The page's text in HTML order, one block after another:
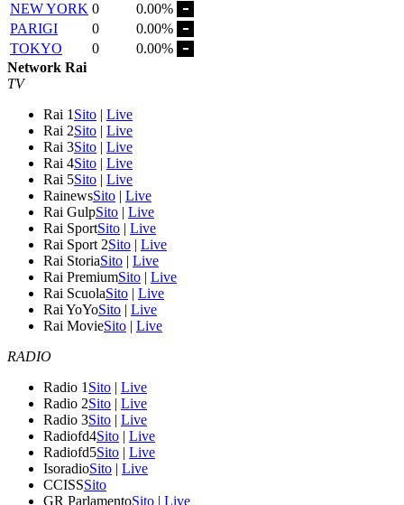
NEW YORK 0
0.00%
PARIGI
0
0.00%
TOKYO
0
0.00%
Network Rai
TV
Rai 1 Sito | Live
Rai 2Sito | Live
Rai 3Sito | Live
Rai 4Sito | Live
Rai 5Sito | Live
RainewsSito | Live
Rai GulpSito | Live
Rai SportSito | Live
Rai Sport 2Sito | Live
Rai StoriaSito | Live
Rai PremiumSito | Live
Rai ScuolaSito | Live
Rai YoYoSito | Live
Rai MovieSito | Live
RADIO
Radio 1 Sito | Live
Radio 2Sito | Live
Radio 3Sito | Live
Radiofd4Sito | Live
Radiofd5Sito | Live
IsoradioSito | Live
CCISSSito
GR ParlamentoSito | Live